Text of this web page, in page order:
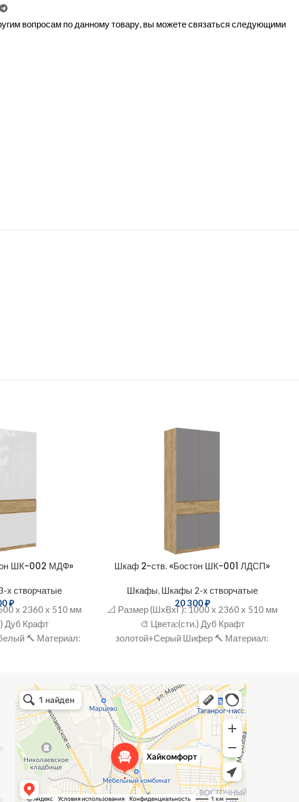
вопросам по данному товару, вы можете связаться следующими
ШК-002 МДФ»
х створчатые
₽
х 2360 х 510 мм
Дуб Крафт
🔨 Материал:
Шкаф 2-ств. «Бостон ШК-001 ЛДСП»
Шкафы, Шкафы 2-х створчатые
20 300₽
📐 Размер (ШxВхГ): 1000 х 2360 х 510 мм
🎨 Цвета:(сти.) Дуб Крафт
золотой+Серый Шифер 🔨 Материал:
Хай Комфорт
Магазин мебели в Таганроге
Мебель для кухни в Таганроге